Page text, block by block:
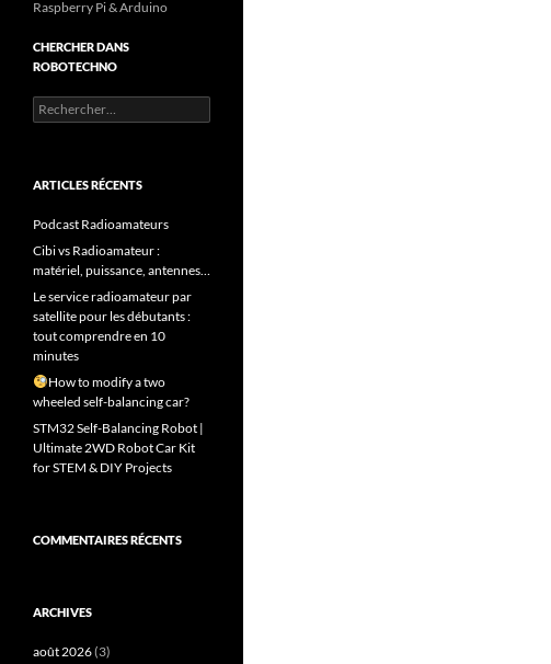
Raspberry Pi & Arduino
CHERCHER DANS
ROBOTECHNO
Rechercher :
ARTICLES RÉCENTS
Podcast Radioamateurs
Cibi vs Radioamateur :
matériel, puissance, antennes…
Le service radioamateur par
satellite pour les débutants :
tout comprendre en 10
minutes
How to modify a two
wheeled self-balancing car?
STM32 Self-Balancing Robot |
Ultimate 2WD Robot Car Kit
for STEM & DIY Projects
COMMENTAIRES RÉCENTS
ARCHIVES
août 2026(3)